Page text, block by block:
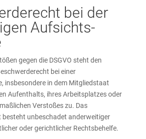
bei der
Aufsichts­
gegen die DSGVO steht den
bei einer
insbesondere in dem Mitgliedstaat
Aufenthalts, ihres Arbeitsplatzes oder
Verstoßes zu. Das
besteht unbeschadet anderweitiger
oder gerichtlicher Rechtsbehelfe.